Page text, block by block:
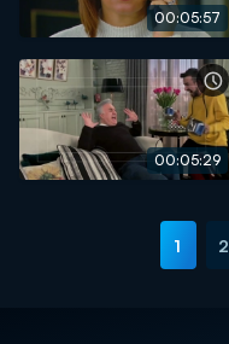
00:05:57
00:05:29
1 2